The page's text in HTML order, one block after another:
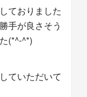
ておりました
手が良さそう
(*^-^*)
ていただいて